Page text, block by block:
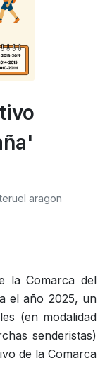
aragon
la Comarca del
el año 2025, un
(en modalidad
senderistas)
de la Comarca